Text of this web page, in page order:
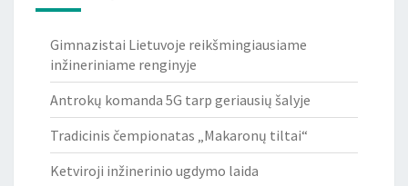
Gimnazistai Lietuvoje reikšmingiausiame
inžineriniame renginyje
Antrokų komanda 5G tarp geriausių šalyje
Tradicinis čempionatas „Makaronų tiltai“
Ketviroji inžinerinio ugdymo laida